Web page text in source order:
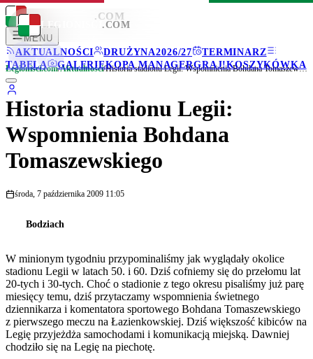
LEGIONISCI .COM
MENU
AKTUALNOŚCI
DRUŻYNA2026/27
TERMINARZ
TABELA
GALERIEKOPA MANAGERGRAJ!KOSZYKÓWKA
LEGIONISCI .COM
Legionisci.com/Aktualności/ Historia stadionu Legii: Wspomnienia Bohdana Tomaszewskiego
Historia stadionu Legii:
Wspomnienia Bohdana
Tomaszewskiego
środa, 7 października 2009 11:05
Bodziach
W minionym tygodniu przypominaliśmy jak wyglądały okolice
stadionu Legii w latach 50. i 60. Dziś cofniemy się do przełomu lat
20-tych i 30-tych. Choć o stadionie z tego okresu pisaliśmy już parę
miesięcy temu, dziś przytaczamy wspomnienia świetnego
dziennikarza i komentatora sportowego Bohdana Tomaszewskiego
z pierwszego meczu na Łazienkowskiej. Dziś większość kibiców na
Legię przyjeżdża samochodami i komunikacją miejską. Dawniej
chodziło się na Legię na piechotę.